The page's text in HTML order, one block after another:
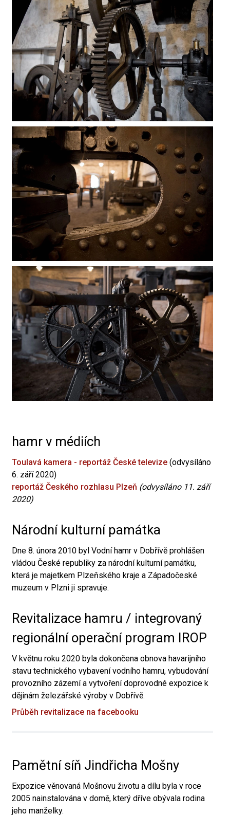
hamr v médiích
Toulavá kamera - reportáž České televize (odvysíláno
6. září 2020)
reportáž Českého rozhlasu Plzeň (odvysíláno 11. září
2020)
Národní kulturní památka
Dne 8. února 2010 byl Vodní hamr v Dobřívě prohlášen
vládou České republiky za národní kulturní památku,
která je majetkem Plzeňského kraje a Západočeské
muzeum v Plzni ji spravuje.
Revitalizace hamru / integrovaný
regionální operační program IROP
V květnu roku 2020 byla dokončena obnova havarijního
stavu technického vybavení vodního hamru, vybudování
provozního zázemí a vytvoření doprovodné expozice k
dějinám železářské výroby v Dobřívě.
Průběh revitalizace na facebooku
Pamětní síň Jindřicha Mošny
Expozice věnovaná Mošnovu životu a dílu byla v roce
2005 nainstalována v domě, který dříve obývala rodina
jeho manželky.